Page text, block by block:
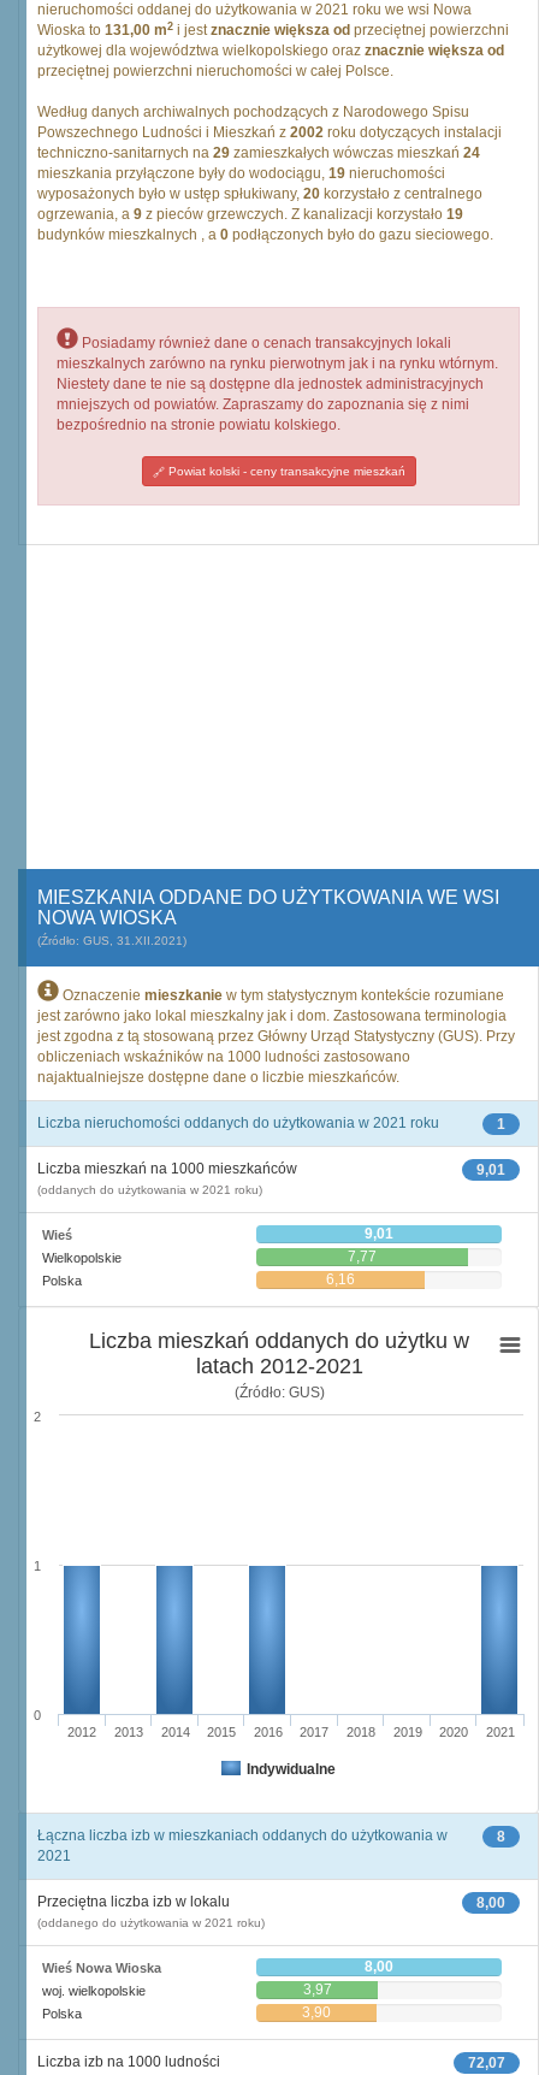
nieruchomości oddanej do użytkowania w 2021 roku we wsi Nowa
Wioska to 131,00 m2 i jestznacznie większa od przeciętnej powierzchni
użytkowej dla województwa wielkopolskiego oraz znacznie większa od
przeciętnej powierzchni nieruchomości w całej Polsce.
Według danych archiwalnych pochodzących z Narodowego Spisu
Powszechnego Ludności i Mieszkań z 2002 roku dotyczących instalacji
techniczno-sanitarnych na 29 zamieszkałych wówczas mieszkań 24
mieszkania przyłączone były do wodociągu, 19 nieruchomości
wyposażonych było w ustęp spłukiwany, 20 korzystało z centralnego
ogrzewania, a 9 z pieców grzewczych. Z kanalizacji korzystało 19
budynków mieszkalnych , a 0 podłączonych było do gazu sieciowego.
Posiadamy również dane o cenach transakcyjnych lokali
mieszkalnych zarówno na rynku pierwotnym jak i na rynku wtórnym.
Niestety dane te nie są dostępne dla jednostek administracyjnych
mniejszych od powiatów. Zapraszamy do zapoznania się z nimi
bezpośrednio na stronie powiatu kolskiego.
Powiat kolski - ceny transakcyjne mieszkań
MIESZKANIA ODDANE DO UŻYTKOWANIA WE WSI
NOWA WIOSKA
(Źródło: GUS, 31.XII.2021)
Oznaczenie mieszkanie w tym statystycznym kontekście rozumiane
jest zarówno jako lokal mieszkalny jak i dom. Zastosowana terminologia
jest zgodna z tą stosowaną przez Główny Urząd Statystyczny (GUS). Przy
obliczeniach wskaźników na 1000 ludności zastosowano
najaktualniejsze dostępne dane o liczbie mieszkańców.
1
Liczba nieruchomości oddanych do użytkowania w 2021 roku
9,01
Liczba mieszkań na 1000 mieszkańców
(oddanych do użytkowania w 2021 roku)
Wieś 9,01
Wielkopolskie 7,77
Polska 6,16
Liczba mieszkań oddanych do użytku w
latach 2012-2021
(Źródło: GUS)
Indywidualne
2012 2013 2014 2015 2016 2017 2018 2019 2020 2021
0
1
2
8
Łączna liczba izb w mieszkaniach oddanych do użytkowania w
2021
8,00
Przeciętna liczba izb w lokalu
(oddanego do użytkowania w 2021 roku)
Wieś Nowa Wioska 8,00
woj. wielkopolskie 3,97
Polska 3,90
72,07
Liczba izb na 1000 ludności